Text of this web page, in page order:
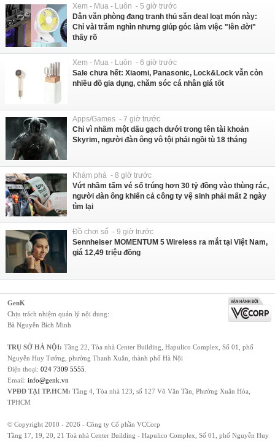
Xem - Mua - Luôn - 5 giờ trước
Dân văn phòng đang tranh thủ săn deal loạt món này:
Chỉ vài trăm nghìn nhưng giúp góc làm việc "lên đời"
thấy rõ
Xem - Mua - Luôn - 6 giờ trước
Sale chưa hết: Xiaomi, Panasonic, Lock&Lock vẫn còn
nhiều đồ gia dụng, chăm sóc cá nhân giá tốt
Apps/Games - 7 giờ trước
Chỉ vì nhầm một dấu gạch dưới trong tên tài khoản
Skyrim, người đàn ông vô tội phải ngồi tù 18 tháng
Khám phá - 8 giờ trước
Vứt nhầm tấm vé số trúng hơn 30 tỷ đồng vào thùng rác,
người đàn ông khiến cả công ty vệ sinh phải mất 2 ngày
tìm lại
Đồ chơi số - 9 giờ trước
Sennheiser MOMENTUM 5 Wireless ra mắt tại Việt Nam,
giá 12,49 triệu đồng
GenK
Chịu trách nhiệm quản lý nội dung:
Bà Nguyễn Bích Minh
TRỤ SỞ HÀ NỘI: Tầng 22, Tòa nhà Center Building, Hapulico Complex, Số 01, phố
Nguyễn Huy Tưởng, phường Thanh Xuân, thành phố Hà Nội
Điện thoại: 024 7309 5555
Email: info@genk.vn
VPĐD TẠI TP.HCM: Tầng 4, Tòa nhà 123, số 127 Võ Văn Tần, Phường Xuân Hòa,
TPHCM
© Copyright 2010 - 2026 - Công ty Cổ phần VCCorp
Tầng 17, 19, 20, 21 Toà nhà Center Building - Hapulico Complex, Số 01, phố Nguyễn Huy